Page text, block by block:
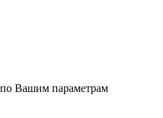
Вашим параметрам